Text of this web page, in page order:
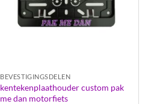
BEVESTIGINGSDELEN
kentekenplaathouder custom pak
me dan motorfiets